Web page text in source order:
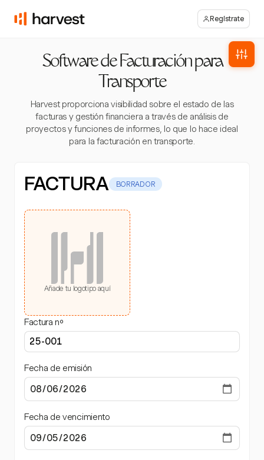
Regístrate
Software de Facturación para
Transporte
Harvest proporciona visibilidad sobre el estado de las
facturas y gestión financiera a través de análisis de
proyectos y funciones de informes, lo que lo hace ideal
para la facturación en transporte.
FACTURA BORRADOR
Añade tu logotipo aquí
Factura nº
Fecha de emisión
Fecha de vencimiento